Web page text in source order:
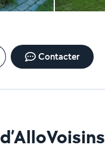
Contacter